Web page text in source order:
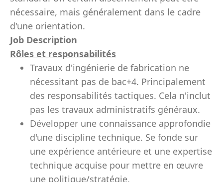
nécessaire, mais généralement dans le cadre
d'une orientation.
Job Description
Rôles et responsabilités
Travaux d'ingénierie de fabrication ne
nécessitant pas de bac+4. Principalement
des responsabilités tactiques. Cela n'inclut
pas les travaux administratifs généraux.
Développer une connaissance approfondie
d'une discipline technique. Se fonde sur
une expérience antérieure et une expertise
technique acquise pour mettre en œuvre
une politique/stratégie.